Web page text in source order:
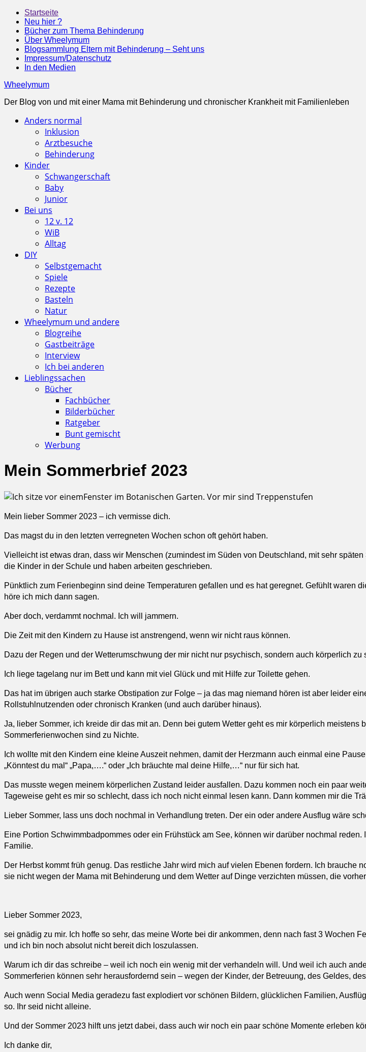
Startseite
Neu hier ?
Bücher zum Thema Behinderung
Über Wheelymum
Blogsammlung Eltern mit Behinderung – Seht uns
Impressum/Datenschutz
In den Medien
Wheelymum
Der Blog von und mit einer Mama mit Behinderung und chronischer Krankheit mit Familienleben
Anders normal
Inklusion
Arztbesuche
Behinderung
Kinder
Schwangerschaft
Baby
Junior
Bei uns
12 v. 12
WiB
Alltag
DIY
Selbstgemacht
Spiele
Rezepte
Basteln
Natur
Wheelymum und andere
Blogreihe
Gastbeiträge
Interview
Ich bei anderen
Lieblingssachen
Bücher
Fachbücher
Bilderbücher
Ratgeber
Bunt gemischt
Werbung
Mein Sommerbrief 2023
Mein lieber Sommer 2023 – ich vermisse dich.
Das magst du in den letzten verregneten Wochen schon oft gehört haben.
Vielleicht ist etwas dran, dass wir Menschen (zumindest im Süden von Deutschland, mit sehr
die Kinder in der Schule und haben arbeiten geschrieben.
Pünktlich zum Ferienbeginn sind deine Temperaturen gefallen und es hat geregnet. Gefühlt waren
höre ich mich dann sagen.
Aber doch, verdammt nochmal. Ich will jammern.
Die Zeit mit den Kindern zu Hause ist anstrengend, wenn wir nicht raus können.
Dazu der Regen und der Wetterumschwung der mir nicht nur psychisch, sondern auch körperlich zu
Ich liege tagelang nur im Bett und kann mit viel Glück und mit Hilfe zur Toilette gehen.
Das hat im übrigen auch starke Obstipation zur Folge – ja das mag niemand hören ist aber leider
Rollstuhlnutzenden oder chronisch Kranken (und auch darüber hinaus).
Ja, lieber Sommer, ich kreide dir das mit an. Denn bei gutem Wetter geht es mir körperlich
Sommerferienwochen sind zu Nichte.
Ich wollte mit den Kindern eine kleine Auszeit nehmen, damit der Herzmann auch einmal eine
„Könntest du mal“ „Papa,….“ oder „Ich bräuchte mal deine Hilfe,…“ nur für sich hat.
Das musste wegen meinem körperlichen Zustand leider ausfallen. Dazu kommen noch ein paar
Tageweise geht es mir so schlecht, dass ich noch nicht einmal lesen kann. Dann kommen mir die
Lieber Sommer, lass uns doch nochmal in Verhandlung treten. Der ein oder andere Ausflug wäre
Eine Portion Schwimmbadpommes oder ein Frühstück am See, können wir darüber nochmal
Familie.
Der Herbst kommt früh genug. Das restliche Jahr wird mich auf vielen Ebenen fordern. Ich
sie nicht wegen der Mama mit Behinderung und dem Wetter auf Dinge verzichten müssen, die
Lieber Sommer 2023,
sei gnädig zu mir. Ich hoffe so sehr, das meine Worte bei dir ankommen, denn nach fast 3 Wochen
und ich bin noch absolut nicht bereit dich loszulassen.
Warum ich dir das schreibe – weil ich noch ein wenig mit der verhandeln will. Und weil ich auch
Sommerferien können sehr herausfordernd sein – wegen der Kinder, der Betreuung, des Geldes,
Auch wenn Social Media geradezu fast explodiert vor schönen Bildern, glücklichen Familien,
so. Ihr seid nicht alleine.
Und der Sommer 2023 hilft uns jetzt dabei, dass auch wir noch ein paar schöne Momente erleben
Ich danke dir,